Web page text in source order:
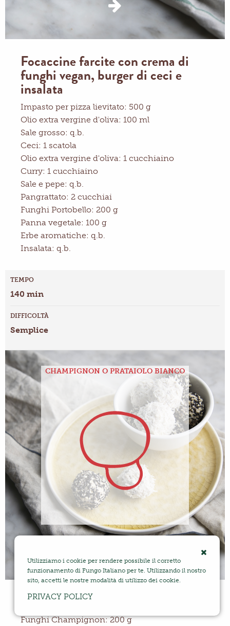
Focaccine farcite con crema di
funghi vegan, burger di ceci e
insalata
Impasto per pizza lievitato: 500 g
Olio extra vergine d'oliva: 100 ml
Sale grosso: q.b.
Ceci: 1 scatola
Olio extra vergine d'oliva: 1 cucchiaino
Curry: 1 cucchiaino
Sale e pepe: q.b.
Pangrattato: 2 cucchiai
Funghi Portobello: 200 g
Panna vegetale: 100 g
Erbe aromatiche: q.b.
Insalata: q.b.
TEMPO
140 min
DIFFICOLTÀ
Semplice
CHAMPIGNON O PRATAIOLO BIANCO
Tartufini di formaggio e funghi
Funghi Champignon: 200 g
Utilizziamo i cookie per rendere possibile il corretto
funzionamento di Fungo Italiano per te. Utilizzando il nostro
sito, accetti le nostre modalità di utilizzo dei cookie.
PRIVACY POLICY